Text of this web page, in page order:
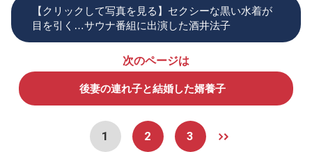
【クリックして写真を見る】セクシーな黒い水着が
目を引く…サウナ番組に出演した酒井法子
次のページは
後妻の連れ子と結婚した婿養子
1 2 3